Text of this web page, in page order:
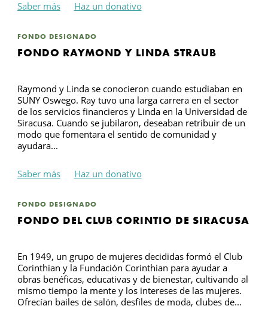
Saber más Haz un donativo
FONDO DESIGNADO
FONDO RAYMOND Y LINDA STRAUB
Raymond y Linda se conocieron cuando estudiaban en
SUNY Oswego. Ray tuvo una larga carrera en el sector
de los servicios financieros y Linda en la Universidad de
Siracusa. Cuando se jubilaron, deseaban retribuir de un
modo que fomentara el sentido de comunidad y
ayudara...
Saber más Haz un donativo
FONDO DESIGNADO
FONDO DEL CLUB CORINTIO DE SIRACUSA
En 1949, un grupo de mujeres decididas formó el Club
Corinthian y la Fundación Corinthian para ayudar a
obras benéficas, educativas y de bienestar, cultivando al
mismo tiempo la mente y los intereses de las mujeres.
Ofrecían bailes de salón, desfiles de moda, clubes de...